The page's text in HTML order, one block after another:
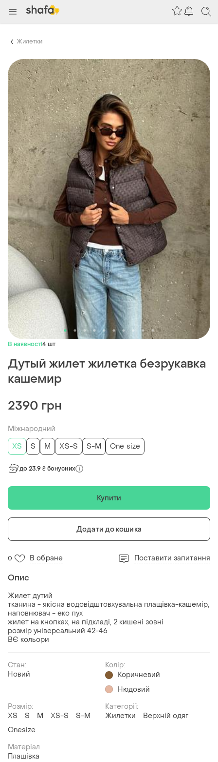
Жилетки
В наявності4 шт
Дутый жилет жилетка безрукавка
кашемир
2390 грн
Міжнародний
ХS
S M XS-S S-M One size
до 23.9 ₴ бонусних
Купити
Додати до кошика
0 В обране Поставити запитання
Опис
Жилет дутий
тканина - якісна водовідштовхувальна плащівка-кашемір,
наповнювач - еко пух
жилет на кнопках, на підкладі, 2 кишені зовні
розмір універсальний 42-46
ВЄ кольори
Стан:
Новий
Колір:
Коричневий
Нюдовий
Розмір:
ХS
S M XS-S
S-M
Onesize
Категорії:
Жилетки
Верхній одяг
Матеріал
Плащівка